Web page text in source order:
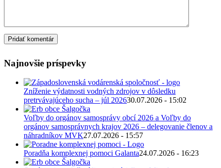
Najnovšie príspevky
Zníženie výdatnosti vodných zdrojov v dôsledku
pretrvávajúceho sucha – júl 202630.07.2026 - 15:02
Voľby do orgánov samosprávy obcí 2026 a Voľby do
orgánov samosprávnych krajov 2026 – delegovanie členov a
náhradníkov MVK27.07.2026 - 15:57
Poradňa komplexnej pomoci Galanta24.07.2026 - 16:23